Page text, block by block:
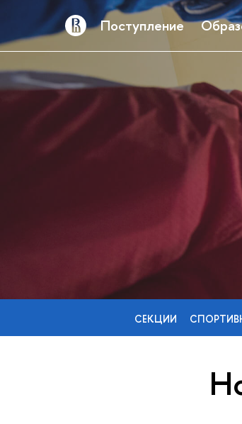
Поступление
СЕКЦИИ